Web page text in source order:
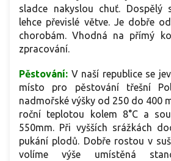
sladce nakyslou chuť. Dospělý
lehce převislé větve. Je dobře
chorobám. Vhodná na přímý
zpracování.
Pěstování: V naší republice se
místo pro pěstování třešní
nadmořské výšky od 250 do 400
roční teplotou kolem 8°C a
550mm. Při vyšších srážkách
pukání plodů. Dobře rostou v
volíme výše umístěná